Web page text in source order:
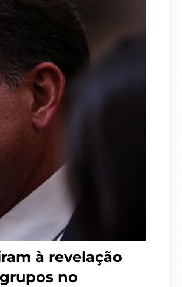
à revelação
no